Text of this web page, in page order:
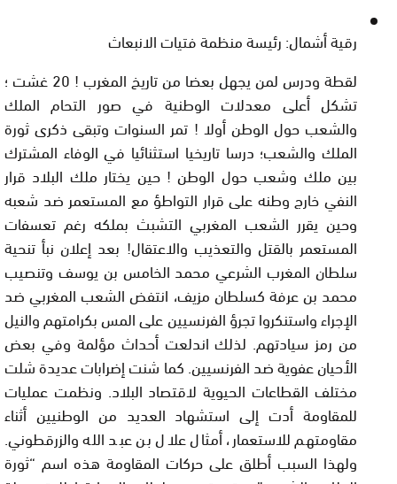
رقية أشمال: رئيسة منظمة فتيات الانبعاث
لقطة ودرس لمن يجهل بعضا من تاريخ المغرب ! 20 غشت ؛
تشكل أعلى معدلات الوطنية في صور التحام الملك
والشعب حول الوطن أولا ! تمر السنوات وتبقى ذكرى ثورة
الملك والشعب؛ درسا تاريخيا استثنائيا في الوفاء المشترك
بين ملك وشعب حول الوطن ! حين يختار ملك البلاد قرار
النفي خارج وطنه على قرار التواطؤ مع المستعمر ضد شعبه
وحين يقرر الشعب المغربي التشبث بملكه رغم تعسفات
المستعمر بالقتل والتعذيب والاعتقال! بعد إعلان نبأ تنحية
سلطان المغرب الشرعي محمد الخامس بن يوسف وتنصيب
محمد بن عرفة كسلطان مزيف، انتفض الشعب المغربي ضد
الإجراء واستنكروا تجرؤ الفرنسيين على المس بكرامتهم والنيل
من رمز سيادتهم. لذلك اندلعت أحداث مؤلمة وفي بعض
الأحيان عفوية ضد الفرنسيين. كما شنت إضرابات عديدة شلت
مختلف القطاعات الحيوية لاقتصاد البلاد. ونظمت عمليات
للمقاومة أدت إلى استشهاد العديد من الوطنيين أثناء
مقاومتهم للاستعمار، أمثال علال بن عبد الله والزرقطوني.
ولهذا السبب أطلق على حركات المقاومة هذه اسم “ثورة